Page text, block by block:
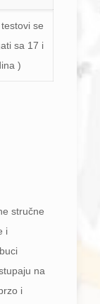
se
sa 17 i
)
stručne
i
na
i